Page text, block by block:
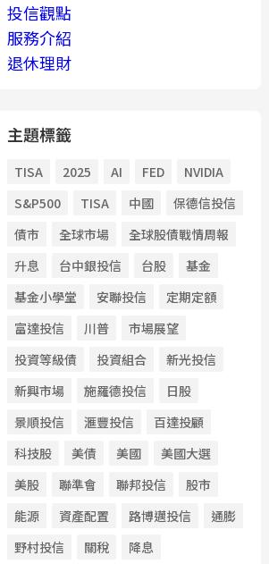
投信觀點
服務介紹
退休理財
主題標籤
TISA 2025 AI FED
NVIDIA
S&P500
TISA 中國
保德信投信
債市
全球市場
全球股債戰情周報
升息
台中銀投信 台股
基金
基金小學堂
安聯投信
定期定額
富達投信
川普
市場展望
投資等級債
投資組合
新光投信
新興市場
施羅德投信
日股
景順投信
滙豐投信
百達投顧
科技股
美債 美國
美國大選
美股
聯準會 聯邦投信
股市
能源
資產配置 路博邁投信
通膨
野村投信
關稅 降息